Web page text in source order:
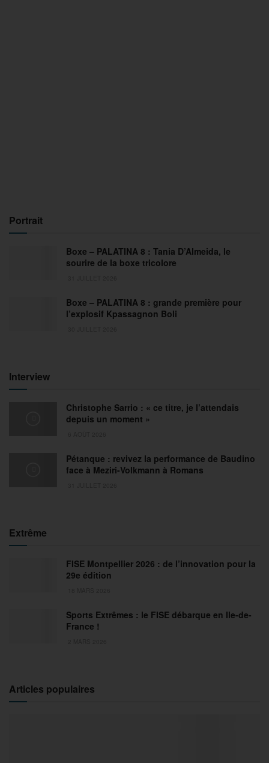
Portrait
Boxe – PALATINA 8 : Tania D’Almeida, le
sourire de la boxe tricolore
Boxe – PALATINA 8 : grande première pour
l’explosif Kpassagnon Boli
Interview
Christophe Sarrio : « ce titre, je l’attendais
depuis un moment »
Pétanque : revivez la performance de Baudino
face à Meziri-Volkmann à Romans
Extrême
FISE Montpellier 2026 : de l’innovation pour la
29e édition
Sports Extrêmes : le FISE débarque en Ile-de-
France !
Articles populaires